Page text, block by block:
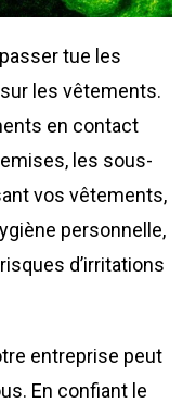
tue les
les vêtements.
en contact
les sous-
vos vêtements,
personnelle,
d’irritations
entreprise peut
En confiant le